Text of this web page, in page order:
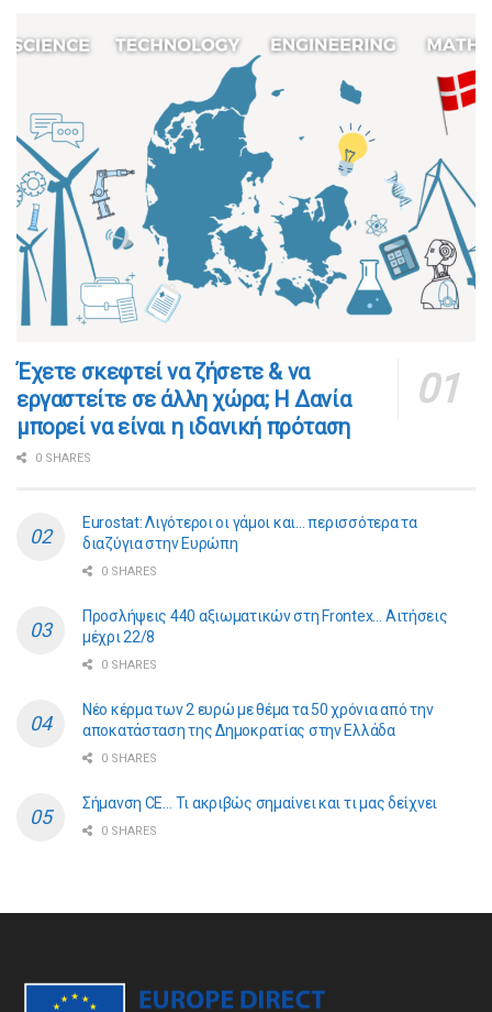
​​Έχετε σκεφτεί να ζήσετε & να
εργαστείτε σε άλλη χώρα; Η Δανία
μπορεί να είναι η ιδανική πρόταση
0 SHARES
Eurostat: Λιγότεροι οι γάμοι και… περισσότερα τα
διαζύγια στην Ευρώπη
0 SHARES
Προσλήψεις 440 αξιωματικών στη Frontex… Αιτήσεις
μέχρι 22/8
0 SHARES
Νέο κέρμα των 2 ευρώ με θέμα τα 50 χρόνια από την
αποκατάσταση της Δημοκρατίας στην Ελλάδα
0 SHARES
Σήμανση CE… Τι ακριβώς σημαίνει και τι μας δείχνει
0 SHARES